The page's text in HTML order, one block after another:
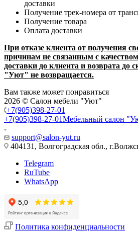
доставки
Получение трек-номера от
Получение товара
Оплата доставки
При отказе клиента от получения
причинам не связанным с
доставки до клиента и возврата до
"Уют" не возвращается.
Вам также может понравиться
2026 © Салон мебели "Уют"
+7(905)398-27-01
+7(905)398-27-01Мебельный салон
support@salon-yut.ru
404131, Волгоградская обл.,
Telegram
RuTube
WhatsApp
Политика конфиденциальности